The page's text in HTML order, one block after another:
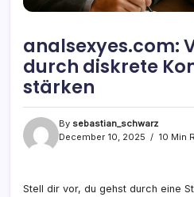
analsexyes.com:
durch diskrete
stärken
By sebastian_schwarz
December 10, 2025
10 Min
Stell dir vor, du gehst durch eine